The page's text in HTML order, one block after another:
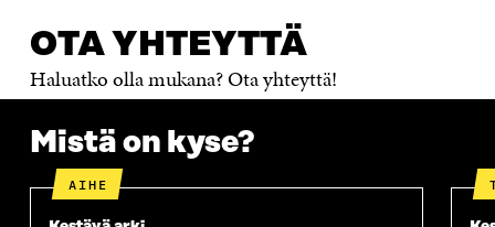
OTA YHTEYTTÄ
Haluatko olla mukana? Ota yhteyttä!
Mistä on kyse?
AIHE